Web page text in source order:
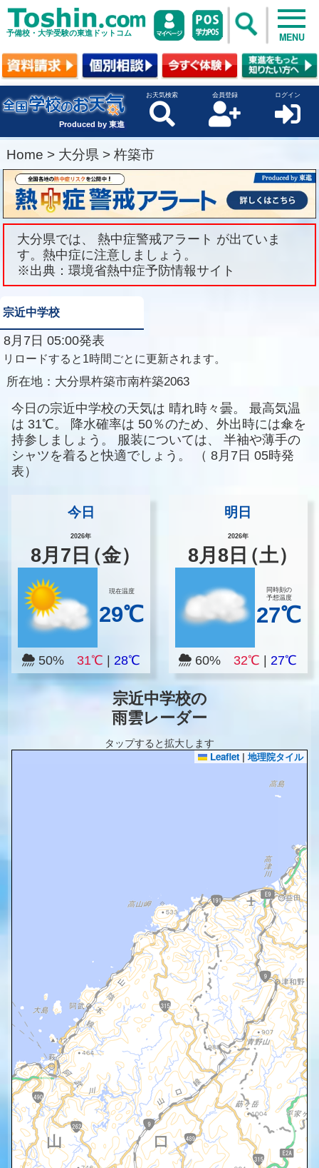
予備校・大学受験の東進ドットコム MENU
Produced by 東進
お天気検索 会員登録 ログイン
Home > 大分県 > 杵築市
大分県では、 熱中症警戒アラート が出ていま
す。熱中症に注意しましょう。
※出典：環境省熱中症予防情報サイト
宗近中学校
8月7日 05:00発表
リロードすると1時間ごとに更新されます。
所在地： 大分県杵築市南杵築2063
今日の宗近中学校の天気は 晴れ時々曇。
最高気温
は 31℃。 降水確率は 50％のため、外出時には傘を
持参しましょう。
服装については、
半袖や薄手の
シャツを着ると快適でしょう。
（ 8月7日 05時発
表）
今日
2026年
8月 7 日（金）
現在温度
29℃
50% 31℃ 28℃
明日
2026年
8月8 日（土）
同時刻の
予想温度
27℃
60% 32℃ |27℃
宗近中学校の
雨雲レーダー
タップすると拡大します
Leaflet | 地理院タイル